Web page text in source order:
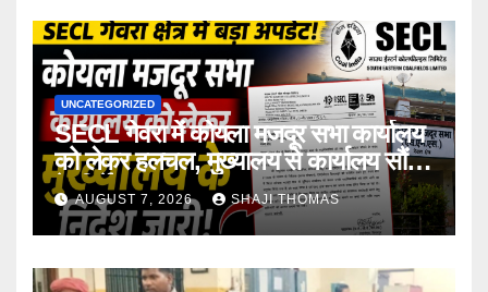
UNCATEGORIZED
SECL गेवरा में कोयला मजदूर सभा कार्यालय
को लेकर हलचल, मुख्यालय से कार्यालय सौंपने
के निर्देश।
AUGUST 7, 2026 SHAJI THOMAS